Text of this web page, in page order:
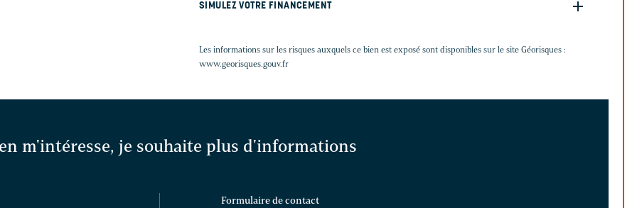
SIMULEZ VOTRE FINANCEMENT
Les informations sur les risques auxquels ce bien est exposé sont disponibles sur le site Géorisques :
www.georisques.gouv.fr
m'intéresse, je souhaite plus d'informations
Formulaire de contact